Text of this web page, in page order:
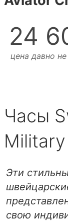
24
цена давно
Часы
Эти
свою